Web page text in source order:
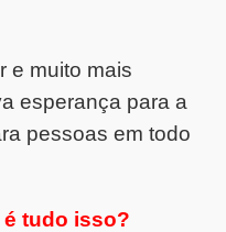
e muito mais
esperança para a
pessoas em todo
é tudo isso?